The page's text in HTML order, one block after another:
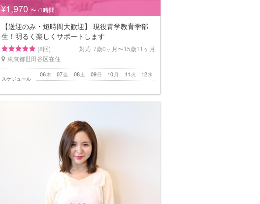
¥1,970 〜 /1時間
【送迎のみ・短時間大歓迎】 現役青学教育学部
生！明るく楽しくサポートします
(8回) 対応 7歳0ヶ月〜15歳11ヶ月
東京都世田谷区在住
スケジュール
木
06 金
07 土
08 日
09 月
10 火
11 水
12